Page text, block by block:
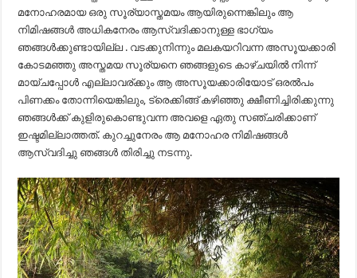
മനോഹരമായ ഒരു സൂര്യാസ്തമയം ആയിരുന്നെങ്കിലും ആ
നിമിഷങ്ങൾ അധികനേരം ആസ്വദിക്കാനുള്ള ഭാഗ്യം
ഞങ്ങൾക്കുണ്ടായില്ല . വടക്കുനിന്നും മലകയറിവന്ന അസൂയക്കാരി
കോടമഞ്ഞു അസ്തമയ സൂര്യനെ ഞങ്ങളുടെ കാഴ്ചയിൽ നിന്ന്
മായ്ചപ്പോൾ എല്ലാവര്ക്കും ആ അസൂയക്കാരിയോട് ഒരൽപം
പിണക്കം തോന്നിയെങ്കിലും, ട്രെക്കിങ്ങ് കഴിഞ്ഞു ക്ഷീണിച്ചിരിക്കുന്നു
ഞങ്ങൾക്ക് കുളിരുകൊണ്ടുവന്ന അവളെ ഏതു സഞ്ചരിക്കാണ്
ഇഷ്ടമില്ലാത്തത്. കുറച്ചുനേരം ആ മനോഹര നിമിഷങ്ങൾ
ആസ്വദിച്ചു ഞങ്ങൾ തിരിച്ചു നടന്നു.